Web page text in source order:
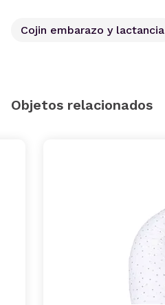
Cojin embarazo y lactancia
Objetos relacionados